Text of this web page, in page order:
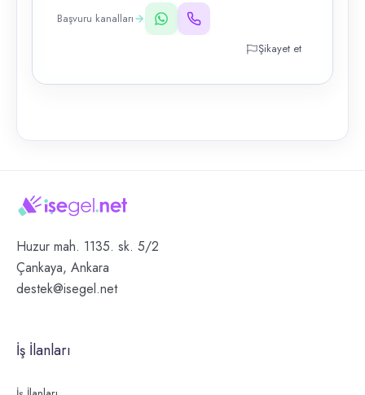
Başvuru kanalları
Şikayet et
Huzur mah. 1135. sk. 5/2
Çankaya, Ankara
destek@isegel.net
İş İlanları